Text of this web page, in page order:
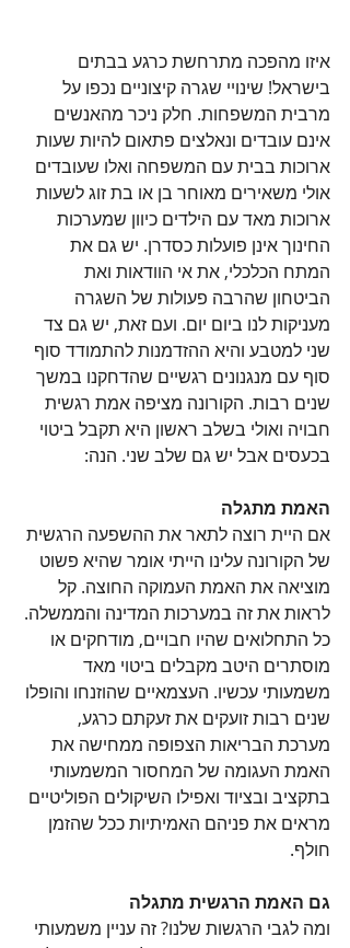
איזו מהפכה מתרחשת כרגע בבתים
בישראל! שינויי שגרה קיצוניים נכפו על
מרבית המשפחות. חלק ניכר מהאנשים
אינם עובדים ונאלצים פתאום להיות שעות
ארוכות בבית עם המשפחה ואלו שעובדים
אולי משאירים מאוחר בן או בת זוג לשעות
ארוכות מאד עם הילדים כיוון שמערכות
החינוך אינן פועלות כסדרן. יש גם את
המתח הכלכלי, את אי הוודאות ואת
הביטחון שהרבה פעולות של השגרה
מעניקות לנו ביום יום. ועם זאת, יש גם צד
שני למטבע והיא ההזדמנות להתמודד סוף
סוף עם מנגנונים רגשיים שהדחקנו במשך
שנים רבות. הקורונה מציפה אמת רגשית
חבויה ואולי בשלב ראשון היא תקבל ביטוי
בכעסים אבל יש גם שלב שני. הנה:
האמת מתגלה
אם היית רוצה לתאר את ההשפעה הרגשית
של הקורונה עלינו הייתי אומר שהיא פשוט
מוציאה את האמת העמוקה החוצה. קל
לראות את זה במערכות המדינה והממשלה.
כל התחלואים שהיו חבויים, מודחקים או
מוסתרים היטב מקבלים ביטוי מאד
משמעותי עכשיו. העצמאיים שהוזנחו והופלו
שנים רבות זועקים את זעקתם כרגע,
מערכת הבריאות הצפופה ממחישה את
האמת העגומה של המחסור המשמעותי
בתקציב ובציוד ואפילו השיקולים הפוליטיים
מראים את פניהם האמיתיות ככל שהזמן
חולף.
גם האמת הרגשית מתגלה
ומה לגבי הרגשות שלנו? זה עניין משמעותי